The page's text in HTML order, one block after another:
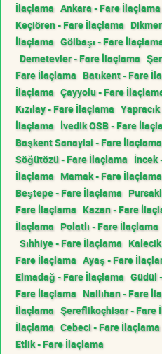
İlaçlama Ankara - Fare İlaçlama
Keçiören - Fare İlaçlama
İlaçlama Gölbaşı - Fare
Demetevler - Fare İlaçlama
Fare İlaçlama Batıkent - Fare
İlaçlama Çayyolu - Fare
Kızılay - Fare İlaçlama
İlaçlama İvedik OSB - Fare
Başkent Sanayisi - Fare İlaçlama
Söğütözü - Fare İlaçlama İncek
İlaçlama Mamak - Fare İlaçlama
Beştepe - Fare İlaçlama
Fare İlaçlama Kazan - Fare
İlaçlama Polatlı - Fare İlaçlama
Sıhhiye - Fare İlaçlama
Fare İlaçlama Ayaş - Fare
Elmadağ - Fare İlaçlama Güdül
Fare İlaçlama Nallıhan - Fare
İlaçlama Şereflikoçhisar - Fare
İlaçlama Cebeci - Fare İlaçlama
Etlik - Fare İlaçlama